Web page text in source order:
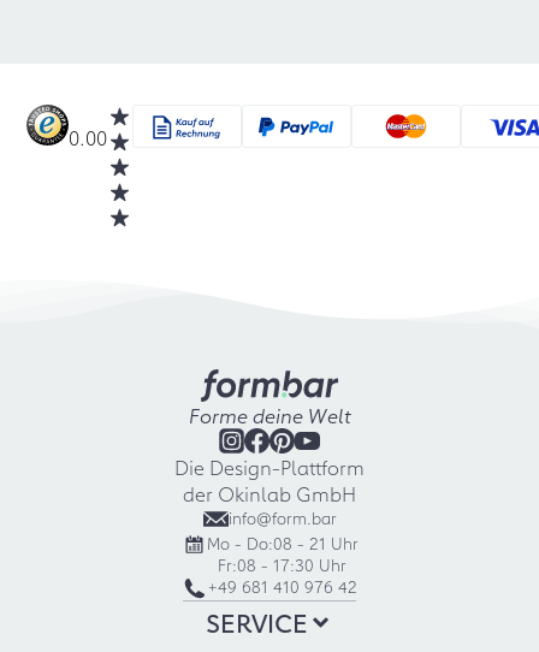
0.00
Forme deine Welt
Die Design-Plattform
der Okinlab GmbH
info@form.bar
Mo - Do:08 - 21 Uhr
Fr:08 - 17:30 Uhr
+49 681 410 976 42
SERVICE